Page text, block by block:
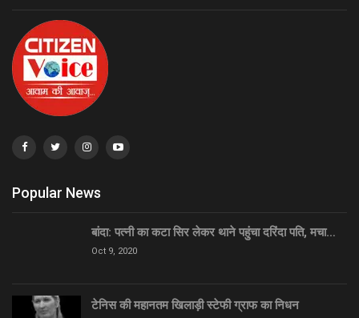
Popular News
बांदा: पत्नी का कटा सिर लेकर थाने पहुंचा दरिंदा पति, मचा…
Oct 9, 2020
टेनिस की महानतम खिलाड़ी स्टेफी ग्राफ का निधन